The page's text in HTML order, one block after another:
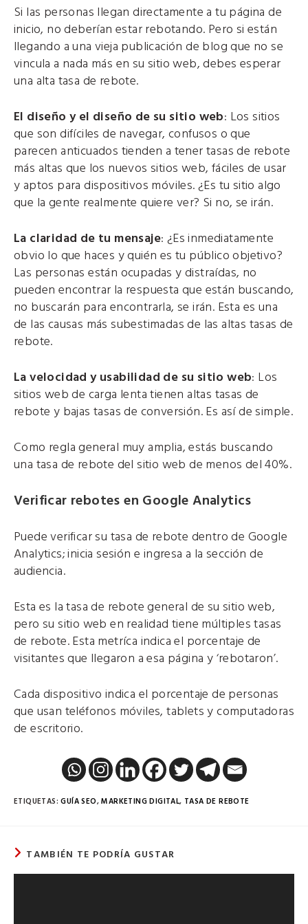
Si las personas llegan directamente a tu página de
inicio, no deberían estar rebotando. Pero si están
llegando a una vieja publicación de blog que no se
vincula a nada más en su sitio web, debes esperar
una alta tasa de rebote.
El diseño y el diseño de su sitio web: Los sitios
que son difíciles de navegar, confusos o que
parecen anticuados tienden a tener tasas de rebote
más altas que los nuevos sitios web, fáciles de usar
y aptos para dispositivos móviles. ¿Es tu sitio algo
que la gente realmente quiere ver? Si no, se irán.
La claridad de tu mensaje: ¿Es inmediatamente
obvio lo que haces y quién es tu público objetivo?
Las personas están ocupadas y distraídas, no
pueden encontrar la respuesta que están buscando,
no buscarán para encontrarla, se irán. Esta es una
de las causas más subestimadas de las altas tasas de
rebote.
La velocidad y usabilidad de su sitio web: Los
sitios web de carga lenta tienen altas tasas de
rebote y bajas tasas de conversión. Es así de simple.
Como regla general muy amplia, estás buscando
una tasa de rebote del sitio web de menos del 40%.
Verificar rebotes en Google Analytics
Puede verificar su tasa de rebote dentro de Google
Analytics; inicia sesión e ingresa a la sección de
audiencia.
Esta es la tasa de rebote general de su sitio web,
pero su sitio web en realidad tiene múltiples tasas
de rebote. Esta metríca indica el porcentaje de
visitantes que llegaron a esa página y ‘rebotaron’.
Cada dispositivo indica el porcentaje de personas
que usan teléfonos móviles, tablets y computadoras
de escritorio.
ETIQUETAS:GUÍA SEO,MARKETING DIGITAL, TASA DE REBOTE
TAMBIÉN TE PODRÍA GUSTAR